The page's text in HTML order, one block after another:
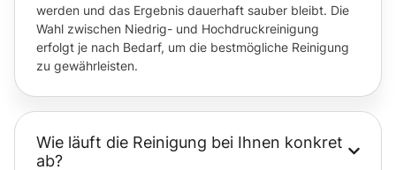
werden und das Ergebnis dauerhaft sauber bleibt. Die
Wahl zwischen Niedrig- und Hochdruckreinigung
erfolgt je nach Bedarf, um die bestmögliche Reinigung
zu gewährleisten.
Wie läuft die Reinigung bei Ihnen konkret
ab?